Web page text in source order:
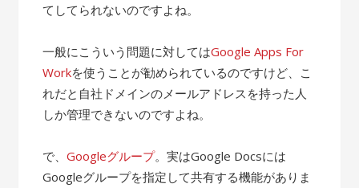
てしてられないのですよね。
一般にこういう問題に対してはGoogle Apps For
Workを使うことが勧められているのですけど、こ
れだと自社ドメインのメールアドレスを持った人
しか管理できないのですよね。
で、Googleグループ。実はGoogle Docsには
Googleグループを指定して共有する機能がありま